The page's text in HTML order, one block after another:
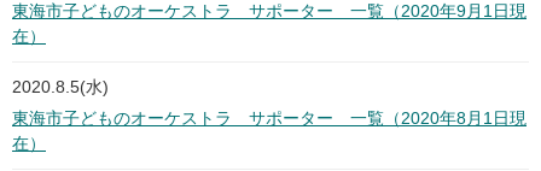
東海市子どものオーケストラ サポーター 一覧（2020年9月1日現
在）
2020.8.5(水)
東海市子どものオーケストラ サポーター 一覧（2020年8月1日現
在）